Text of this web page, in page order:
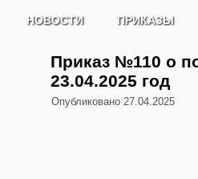
НОВОСТИ ПРИКАЗЫ
Приказ №110 о
23.04.2025 год
Опубликовано 27.04.2025